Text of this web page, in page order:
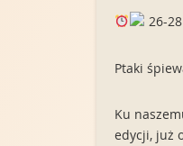
26-
Ptaki
Ku
edycji, już